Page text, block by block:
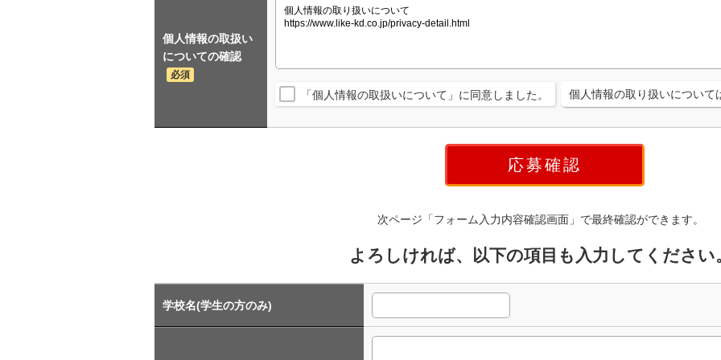
個人情報の取扱い
についての確認
必須
「個人情報の取扱いについて」に同意しました。 個人情報の取り扱いについて
次ページ「フォーム入力内容確認画面」で最終確認ができます。
よろしければ、以下の項目も入力してください
学校名(学生の方のみ)